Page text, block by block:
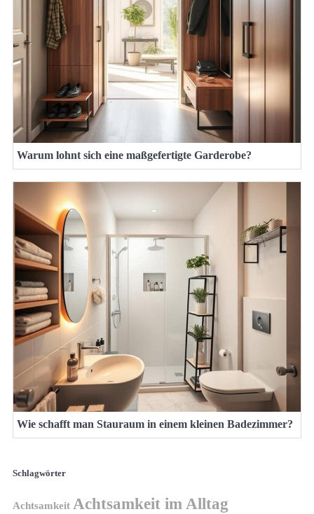
Warum lohnt sich eine maßgefertigte Garderobe?
Wie schafft man Stauraum in einem kleinen Badezimmer?
Schlagwörter
Achtsamkeit Achtsamkeit im Alltag